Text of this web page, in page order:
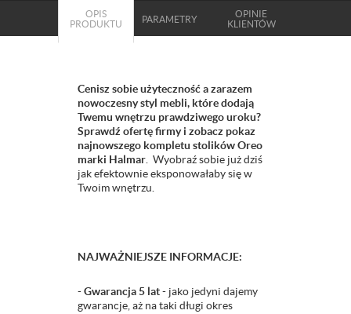
OPIS
PRODUKTU
PARAMETRY
OPINIE
KLIENTÓW
Cenisz sobie użyteczność a zarazem
nowoczesny styl mebli, które dodają
Twemu wnętrzu prawdziwego uroku?
Sprawdź ofertę firmy i zobacz pokaz
najnowszego kompletu stolików Oreo
marki Halmar. Wyobraź sobie już dziś
jak efektownie eksponowałaby się w
Twoim wnętrzu.
NAJWAŻNIEJSZE INFORMACJE:
-Gwarancja 5 lat- jako jedyni dajemy
gwarancje, aż na taki długi okres